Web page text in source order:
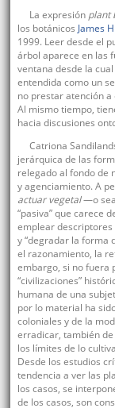
La expresión plant
los botánicos James
1999. Leer desde el
árbol aparece en las
ventana desde la
entendida como un
no prestar atención a
Al mismo tiempo,
hacia discusiones
Catriona
jerárquica de las
relegado al fondo de
y agenciamiento. A
actuar vegetal—o
“pasiva” que carece
emplear
y “degradar la forma
el razonamiento, la
embargo, si no fuera
“civilizaciones”
humana de una
por lo material ha
coloniales y de la
erradicar, también
los límites de lo
Desde los estudios
tendencia a ver las
los casos, se
de los casos, son